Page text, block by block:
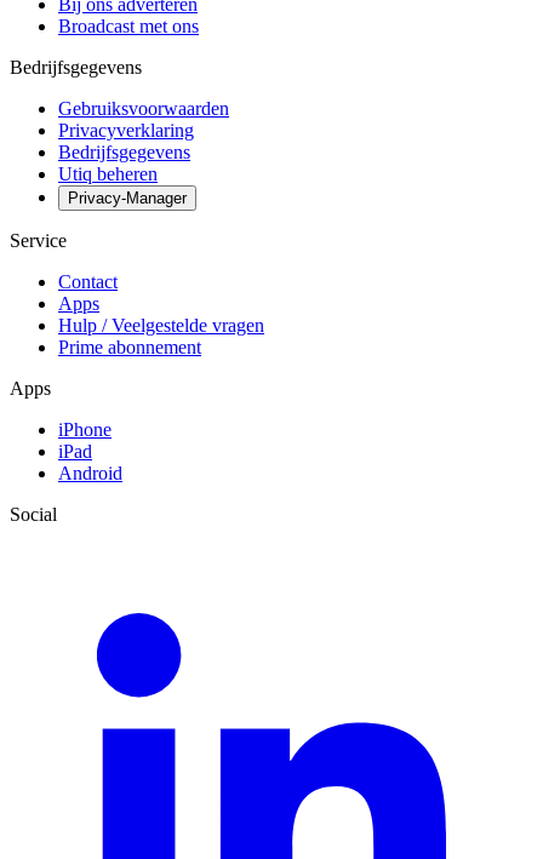
Bij ons adverteren
Broadcast met ons
Bedrijfsgegevens
Gebruiksvoorwaarden
Privacyverklaring
Bedrijfsgegevens
Utiq beheren
Privacy-Manager
Service
Contact
Apps
Hulp / Veelgestelde vragen
Prime abonnement
Apps
iPhone
iPad
Android
Social